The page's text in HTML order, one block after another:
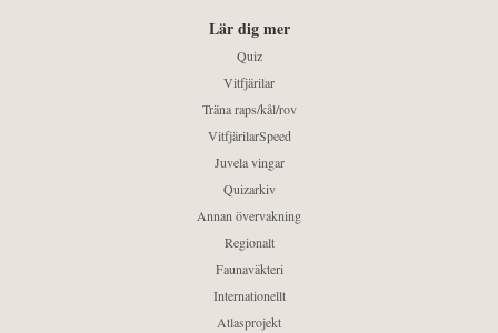
Lär dig mer
Quiz
Vitfjärilar
Träna raps/kål/rov
VitfjärilarSpeed
Juvela vingar
Quizarkiv
Annan övervakning
Regionalt
Faunaväkteri
Internationellt
Atlasprojekt